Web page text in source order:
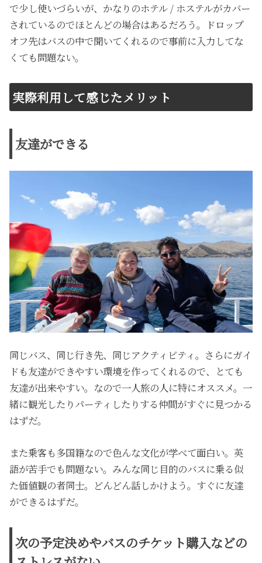
で少し使いづらいが、かなりのホテル / ホステルがカバー
されているのでほとんどの場合はあるだろう。ドロップ
オフ先はバスの中で聞いてくれるので事前に入力してな
くても問題ない。
実際利用して感じたメリット
友達ができる
同じバス、同じ行き先、同じアクティビティ。さらにガイ
ドも友達ができやすい環境を作ってくれるので、とても
友達が出来やすい。なので一人旅の人に特にオススメ。一
緒に観光したりパーティしたりする仲間がすぐに見つかる
はずだ。
また乗客も多国籍なので色んな文化が学べて面白い。英
語が苦手でも問題ない。みんな同じ目的のバスに乗る似
た価値観の者同士。どんどん話しかけよう。すぐに友達
ができるはずだ。
次の予定決めやバスのチケット購入などの